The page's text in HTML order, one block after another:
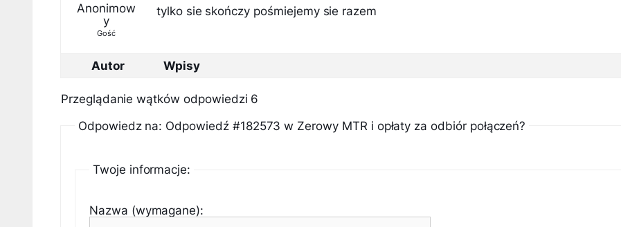
Anonimow
y
Gość
tylko sie skończy pośmiejemy sie razem
Autor Wpisy
Przeglądanie wątków odpowiedzi 6
Odpowiedz na: Odpowiedź #182573 w Zerowy MTR i opłaty za odbiór połączeń?
Twoje informacje:
Nazwa (wymagane):